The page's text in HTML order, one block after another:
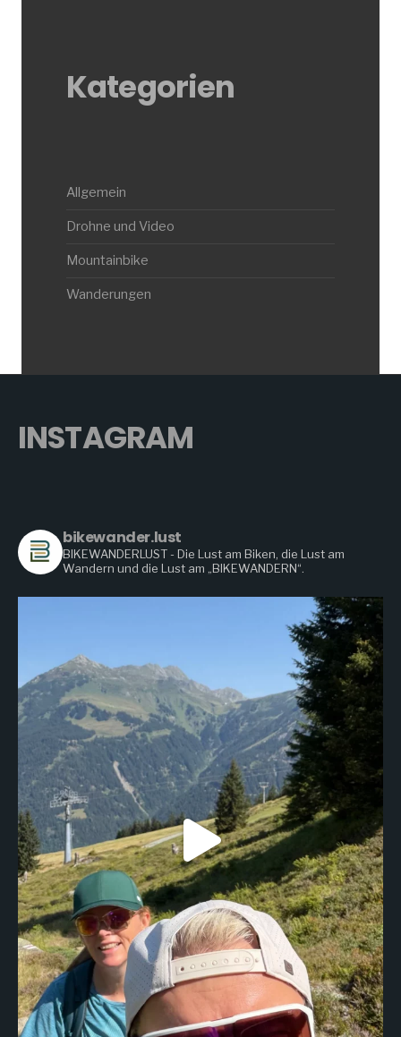
Kategorien
Allgemein
Drohne und Video
Mountainbike
Wanderungen
INSTAGRAM
bikewander.lust
BIKEWANDERLUST - Die Lust am Biken, die Lust am
Wandern und die Lust am „BIKEWANDERN“.